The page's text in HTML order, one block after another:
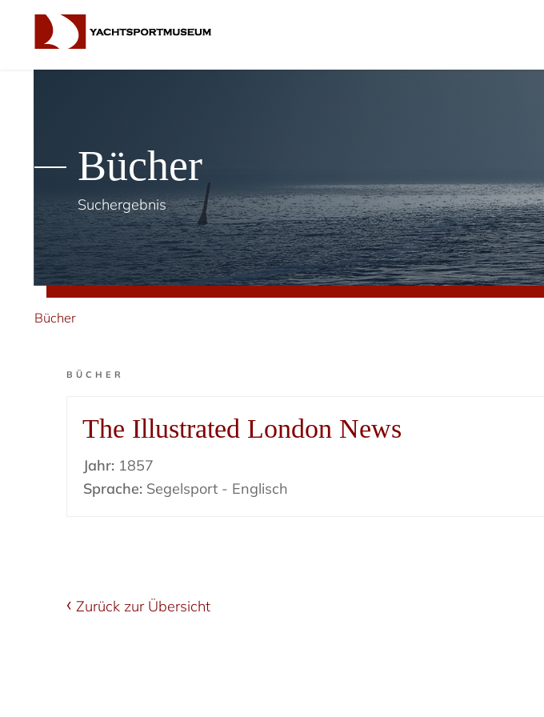
Bücher
Suchergebnis
Bücher
BÜCHER
The Illustrated London News
Jahr: 1857
Sprache: Segelsport - Englisch
Zurück zur Übersicht